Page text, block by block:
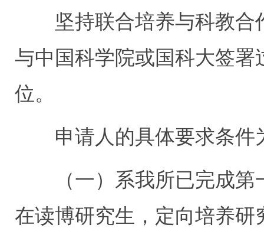
坚持联合培养与科教合
与中国科学院或国科大签
位。
申请人的具体要求条件
（一）系我所已完成第
在读博研究生，定向培养研